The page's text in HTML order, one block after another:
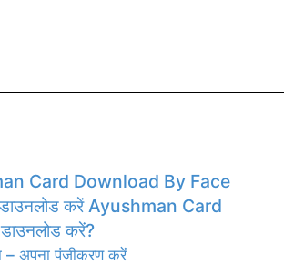
Card Download By Face
डाउनलोड करें Ayushman Card
करें?
– अपना पंजीकरण करें